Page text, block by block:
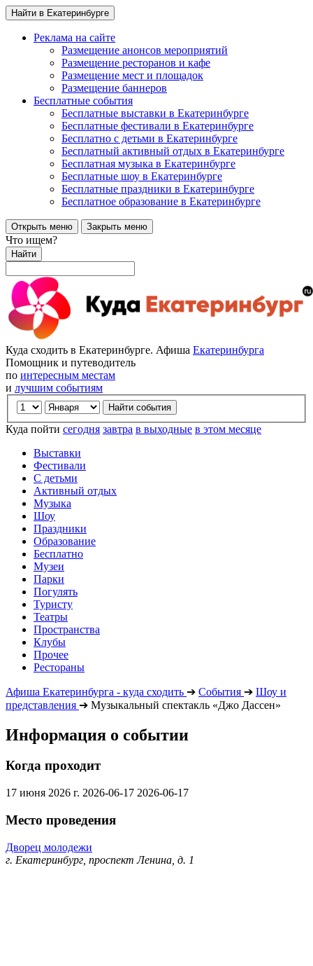
Найти в Екатеринбурге
Реклама на сайте
Размещение анонсов мероприятий
Размещение ресторанов и кафе
Размещение мест и площадок
Размещение баннеров
Бесплатные события
Бесплатные выставки в Екатеринбурге
Бесплатные фестивали в Екатеринбурге
Бесплатно с детьми в Екатеринбурге
Бесплатный активный отдых в Екатеринбурге
Бесплатная музыка в Екатеринбурге
Бесплатные шоу в Екатеринбурге
Бесплатные праздники в Екатеринбурге
Бесплатное образование в Екатеринбурге
Открыть меню Закрыть меню
Что ищем?
Найти
Куда сходить в Екатеринбурге. Афиша Екатеринбурга
Помощник и путеводитель
по интересным местам
и лучшим событиям
Куда пойти сегодня завтра в выходные в этом месяце
Выставки
Фестивали
С детьми
Активный отдых
Музыка
Шоу
Праздники
Образование
Бесплатно
Музеи
Парки
Погулять
Туристу
Театры
Пространства
Клубы
Прочее
Рестораны
Афиша Екатеринбурга - куда сходить ➔ События ➔ Шоу и
представления ➔ Музыкальный спектакль «Джо Дассен»
Информация о событии
Когда проходит
17 июня 2026 г. 2026-06-17 2026-06-17
Место проведения
Дворец молодежи
г. Екатеринбург, проспект Ленина, д. 1